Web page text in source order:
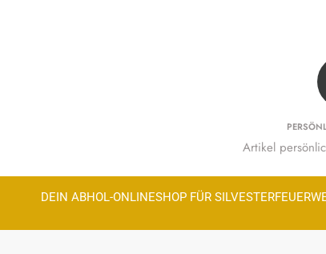
Artikel
DEIN ABHOL-ONLINESHOP FÜR